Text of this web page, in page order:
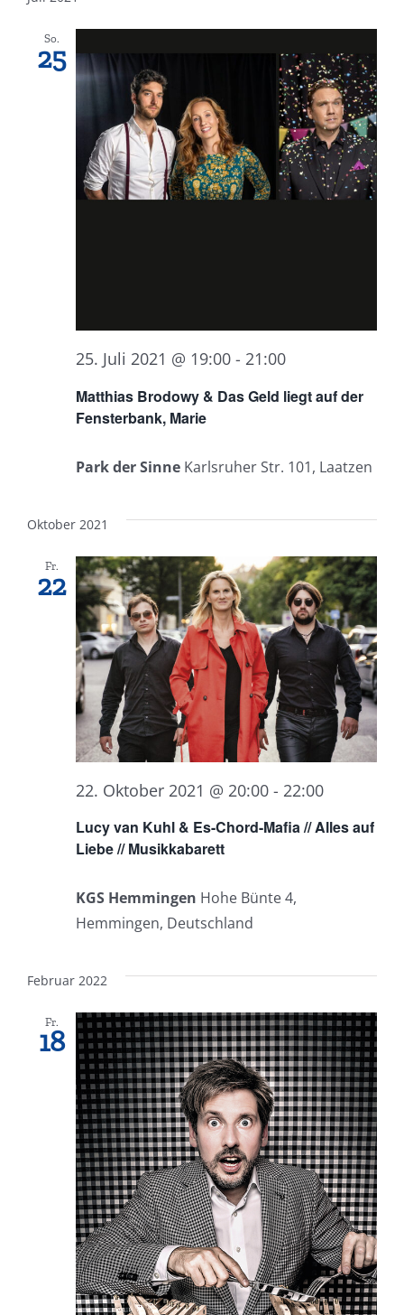
So.
25
Matthias Brodowy & Das Geld liegt auf der
Fensterbank, Marie
25. Juli 2021 @ 19:00 - 21:00
Park der Sinne Karlsruher Str. 101, Laatzen
Oktober 2021
Fr.
22
Lucy van Kuhl & Es-Chord-Mafia // Alles auf
Liebe // Musikkabarett
22. Oktober 2021 @ 20:00 - 22:00
KGS Hemmingen Hohe Bünte 4,
Hemmingen, Deutschland
Februar 2022
Fr.
18